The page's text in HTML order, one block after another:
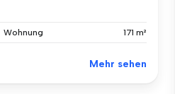
Wohnung 171 m²
Mehr sehen